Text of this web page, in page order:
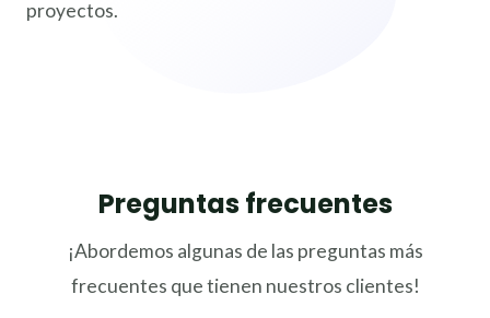
proyectos.
Preguntas frecuentes
¡Abordemos algunas de las preguntas más
frecuentes que tienen nuestros clientes!